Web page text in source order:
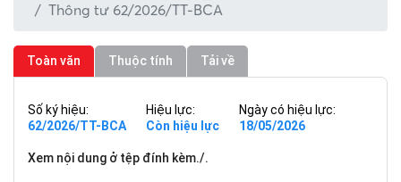
Thông tư 62/2026/TT-BCA
Toàn văn Thuộc tính Tải về
Số ký hiệu:
62/2026/TT-BCA
Hiệu lực:
Còn hiệu lực
Ngày có hiệu lực:
18/05/2026
Xem nội dung ở tệp đính kèm./.